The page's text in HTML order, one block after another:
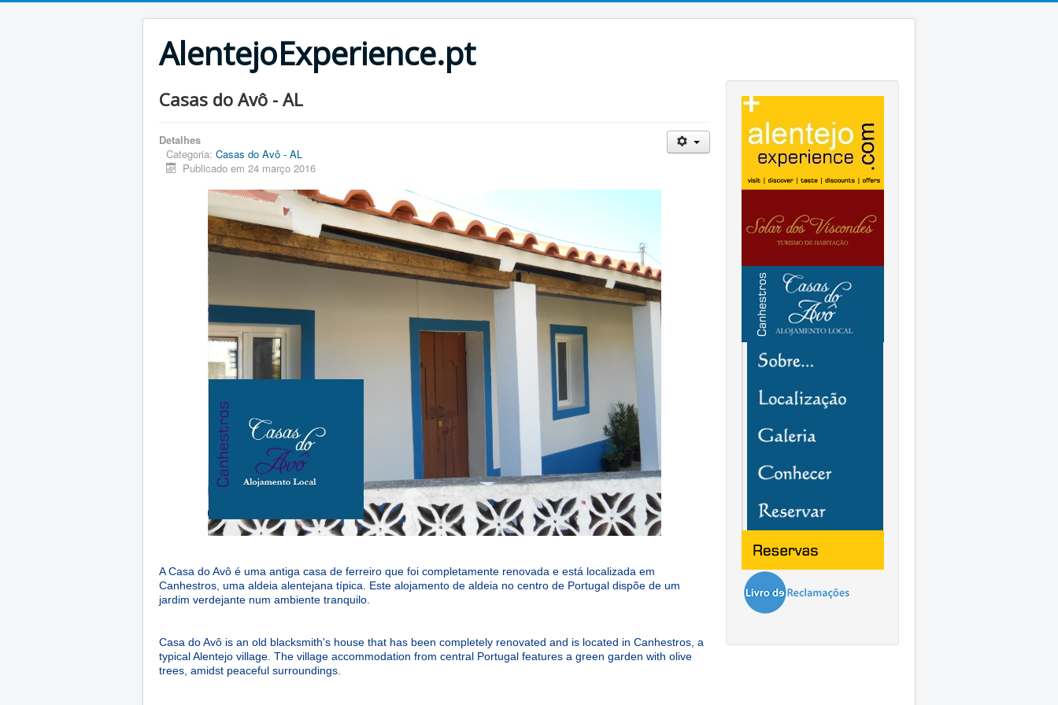
AlentejoExperience.pt
Casas do Avô - AL
Detalhes
Categoria: Casas do Avô - AL
Publicado em 24 março 2016
A Casa do Avô é uma antiga casa de ferreiro que foi completamente renovada e está localizada em
Canhestros, uma aldeia alentejana típica. Este alojamento de aldeia no centro de Portugal dispõe de um
jardim verdejante num ambiente tranquilo.
Casa do Avô is an old blacksmith's house that has been completely renovated and is located in Canhestros, a
typical Alentejo village. The village accommodation from central Portugal features a green garden with olive
trees, amidst peaceful surroundings.